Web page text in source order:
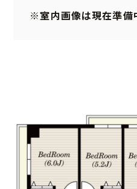
※室内画像は現在準備